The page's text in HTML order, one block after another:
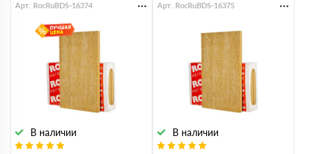
В наличии
Арт. RocRuBDS-16374
В наличии
Арт. RocRuBDS-16375